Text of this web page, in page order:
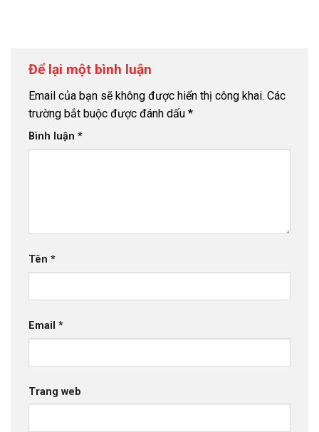
Để lại một bình luận
Email của bạn sẽ không được hiển thị công khai. Các
trường bắt buộc được đánh dấu *
Bình luận *
Tên *
Email *
Trang web